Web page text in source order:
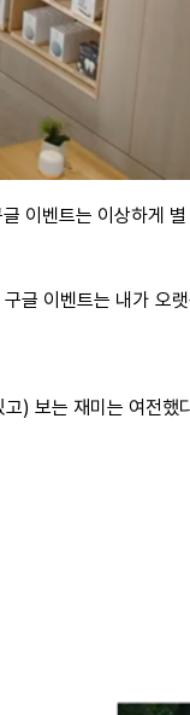
이벤트는 이상하게
글 이벤트는 내가 오
) 보는 재미는 여전했